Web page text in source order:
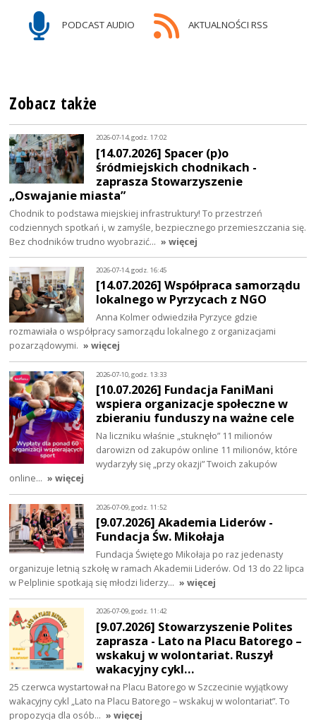
PODCAST AUDIO AKTUALNOŚCI RSS
Zobacz także
2026-07-14, godz. 17:02
[14.07.2026] Spacer (p)o
śródmiejskich chodnikach -
zaprasza Stowarzyszenie
„Oswajanie miasta”
Chodnik to podstawa miejskiej infrastruktury! To przestrzeń
codziennych spotkań i, w zamyśle, bezpiecznego przemieszczania się.
Bez chodników trudno wyobrazić… » więcej
2026-07-14, godz. 16:45
[14.07.2026] Współpraca samorządu
lokalnego w Pyrzycach z NGO
Anna Kolmer odwiedziła Pyrzyce gdzie
rozmawiała o współpracy samorządu lokalnego z organizacjami
pozarządowymi. » więcej
2026-07-10, godz. 13:33
[10.07.2026] Fundacja FaniMani
wspiera organizacje społeczne w
zbieraniu funduszy na ważne cele
Na liczniku właśnie „stuknęło” 11 milionów
darowizn od zakupów online 11 milionów, które
wydarzyły się „przy okazji” Twoich zakupów
online… » więcej
2026-07-09, godz. 11:52
[9.07.2026] Akademia Liderów -
Fundacja Św. Mikołaja
Fundacja Świętego Mikołaja po raz jedenasty
organizuje letnią szkołę w ramach Akademii Liderów. Od 13 do 22 lipca
w Pelplinie spotkają się młodzi liderzy… » więcej
2026-07-09, godz. 11:42
[9.07.2026] Stowarzyszenie Polites
zaprasza - Lato na Placu Batorego –
wskakuj w wolontariat. Ruszył
wakacyjny cykl…
25 czerwca wystartował na Placu Batorego w Szczecinie wyjątkowy
wakacyjny cykl „Lato na Placu Batorego – wskakuj w wolontariat”. To
propozycja dla osób… » więcej